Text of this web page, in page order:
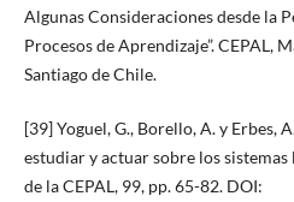
Algunas Consideraciones desde la
Procesos de Aprendizaje”. CEPAL,
Santiago de Chile.
[39] Yoguel, G., Borello, A. y Erbes,
estudiar y actuar sobre los sistemas
de la CEPAL, 99, pp. 65-82. DOI: